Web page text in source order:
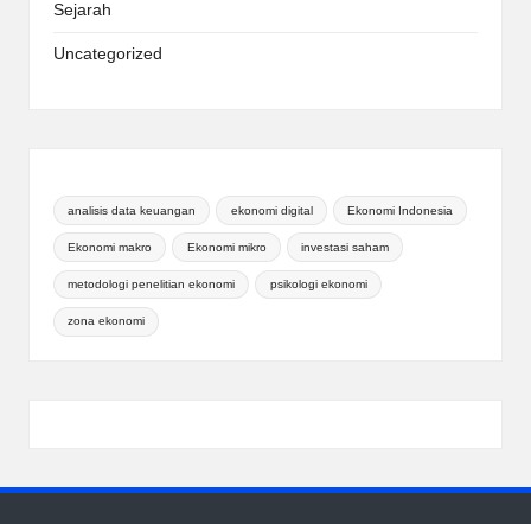
Sejarah
Uncategorized
analisis data keuangan ekonomi digital Ekonomi Indonesia
Ekonomi makro Ekonomi mikro investasi saham
metodologi penelitian ekonomi psikologi ekonomi
zona ekonomi